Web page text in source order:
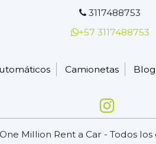
3117488753
+57 3117488753
Camionetas Blog
Million Rent a Car - Todos